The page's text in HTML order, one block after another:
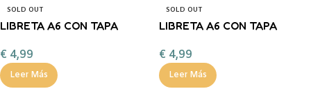
SOLD OUT
LIBRETA A6 CON TAPA
€ 4,99
Leer Más
SOLD OUT
LIBRETA A6 CON TAPA
€ 4,99
Leer Más